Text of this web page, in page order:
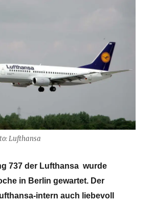
Lufthansa
737 der Lufthansa wurde
in Berlin gewartet. Der
intern auch liebevoll